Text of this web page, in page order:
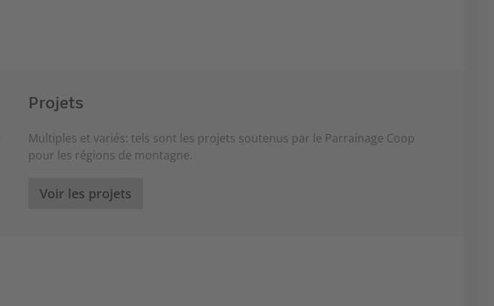
Projets
Multiples et variés: tels sont les projets soutenus par le Parrainage Coop
pour les régions de montagne.
Voir les projets